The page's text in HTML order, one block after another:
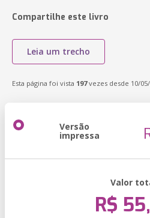
Compartilhe este livro
Leia um trecho
Esta página foi vista 197vezes desde 10/
Versão
impressa
Valor
R$